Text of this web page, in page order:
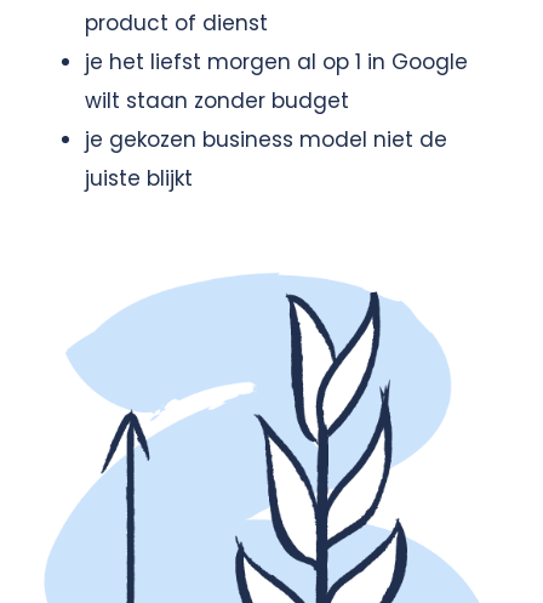
product of dienst
je het liefst morgen al op 1 in Google
wilt staan zonder budget
je gekozen business model niet de
juiste blijkt